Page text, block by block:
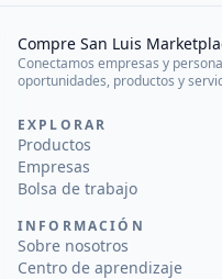
Compre San Luis
Conectamos empresas y
oportunidades, productos y
EXPLORAR
Productos
Empresas
Bolsa de trabajo
INFORMACIÓN
Sobre nosotros
Centro de aprendizaje